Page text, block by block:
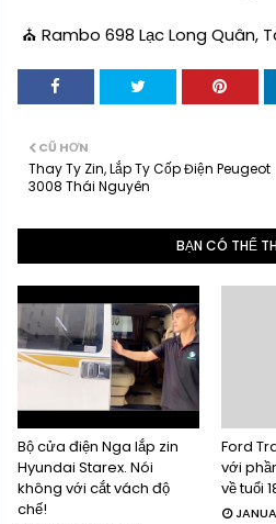
⛪ Rambo 698 Lạc Long Quân,
CŨ HƠN
Thay Ty Zin, Lắp Ty Cốp Điện Peugeot
3008 Thái Nguyên
BẠN CÓ THỂ
Bộ cửa điện Nga lắp zin
Hyundai Starex. Nói
không với cắt vách độ
chế!
Ford
với
về tuổi